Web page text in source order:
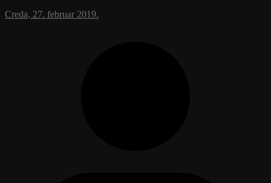
Creda, 27. februar 2019.